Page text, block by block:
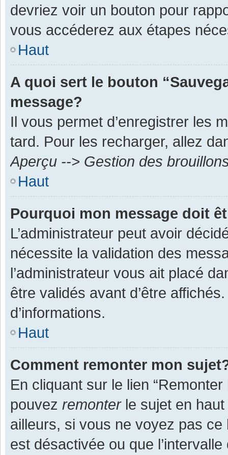
devriez voir un bouton pour
vous accéderez aux étapes
Haut
A quoi sert le bouton
message?
Il vous permet d’enregistrer les
tard. Pour les recharger, allez
Aperçu --> Gestion des
Haut
Pourquoi mon message doit
L’administrateur peut avoir
nécessite la validation des
l’administrateur vous ait placé
être validés avant d’être
d’informations.
Haut
Comment remonter mon
En cliquant sur le lien
pouvez remonterle sujet en haut
ailleurs, si vous ne voyez pas
est désactivée ou que